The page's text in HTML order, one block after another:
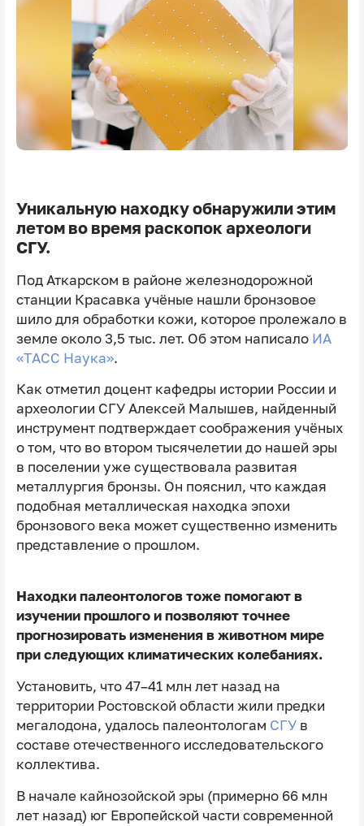
Уникальную находку обнаружили этим
летом во время раскопок археологи
СГУ.
Под Аткарском в районе железнодорожной
станции Красавка учёные нашли бронзовое
шило для обработки кожи, которое пролежало в
земле около 3,5 тыс. лет. Об этом написало ИА
«ТАСС Наука».
Как отметил доцент кафедры истории России и
археологии СГУ Алексей Малышев, найденный
инструмент подтверждает соображения учёных
о том, что во втором тысячелетии до нашей эры
в поселении уже существовала развитая
металлургия бронзы. Он пояснил, что каждая
подобная металлическая находка эпохи
бронзового века может существенно изменить
представление о прошлом.
Находки палеонтологов тоже помогают в
изучении прошлого и позволяют точнее
прогнозировать изменения в животном мире
при следующих климатических колебаниях.
Установить, что 47–41 млн лет назад на
территории Ростовской области жили предки
мегалодона, удалось палеонтологам СГУв
составе отечественного исследовательского
коллектива.
В начале кайнозойской эры (примерно 66 млн
лет назад) юг Европейской части современной